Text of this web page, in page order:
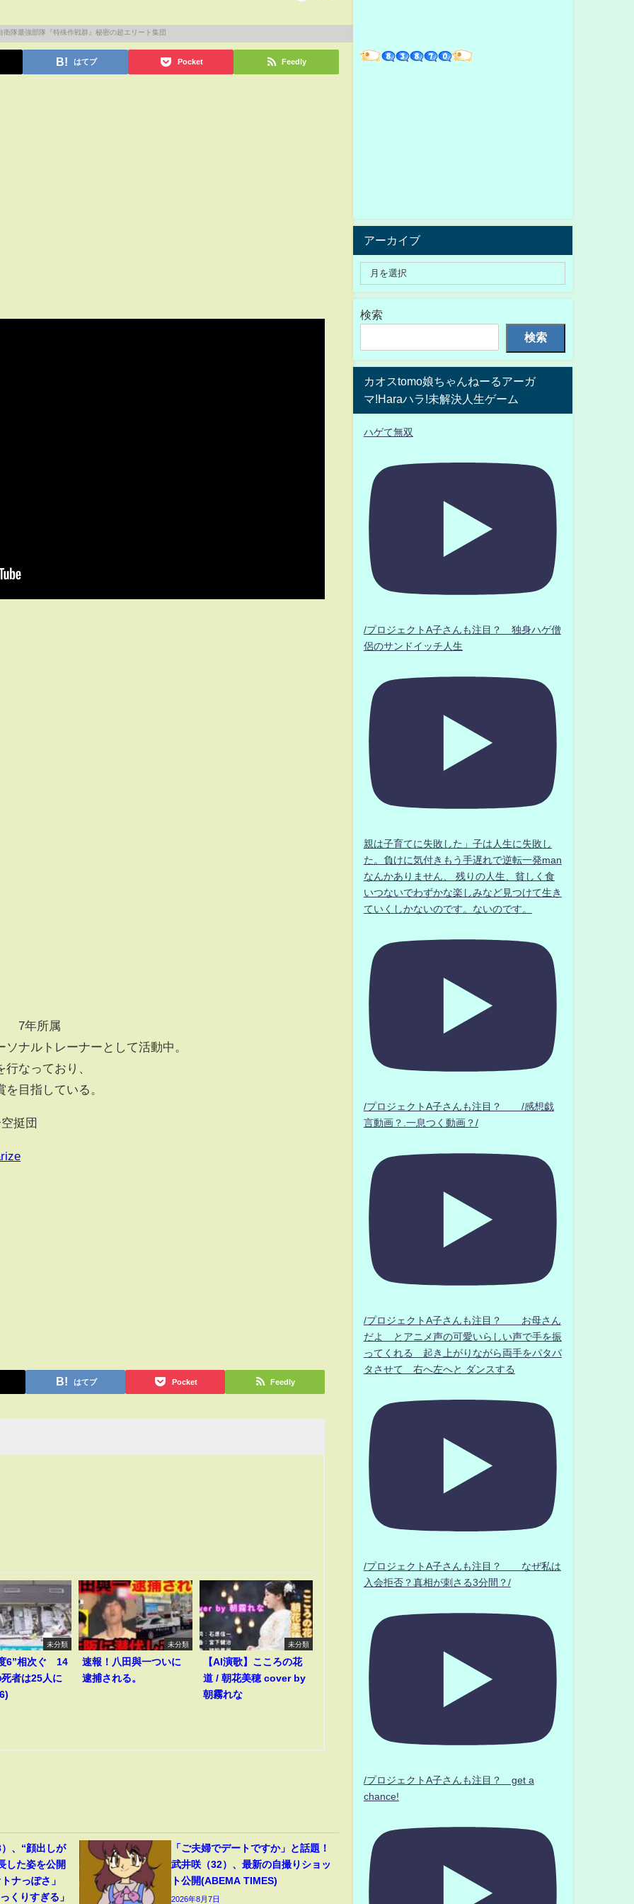
はてブ Pocket Feedly
7年所属
ナルトレーナーとして活動中。
なっており、
目指している。
挺団
はてブ Pocket Feedly
未分類
6”相次ぐ 14
者は25人に
未分類
速報！八田與一ついに
逮捕される。
未分類
【AI演歌】こころの花
道 / 朝花美穂 cover by
朝霧れな
、“顔出しが
した姿を公開
ナっぽさ」
くりすぎる」
「ご夫婦でデートですか」と話題！
武井咲（32）、最新の自撮りショッ
ト公開(ABEMA TIMES)
2026年8月7日
アーカイブ
検索
検索
カオスtomo娘ちゃんねーるアーガ
マ!Haraハラ!未解決人生ゲーム
ハゲて無双
/プロジェクトA子さんも注目？ 独身ハゲ僧
侶のサンドイッチ人生
親は子育てに失敗した」子は人生に失敗し
た。負けに気付きもう手遅れで逆転一発man
なんかありません、 残りの人生、貧しく食
いつないでわずかな楽しみなど見つけて生き
ていくしかないのです。ないのです。
/プロジェクトA子さんも注目？ /感想戯
言動画？.一息つく動画？/
/プロジェクトA子さんも注目？ お母さん
だよ とアニメ声の可愛いらしい声で手を振
ってくれる 起き上がりながら両手をパタパ
タさせて 右へ左へと ダンスする
/プロジェクトA子さんも注目？ なぜ私は
入会拒否？真相が刺さる3分間？/
/プロジェクトA子さんも注目？ get a
chance!